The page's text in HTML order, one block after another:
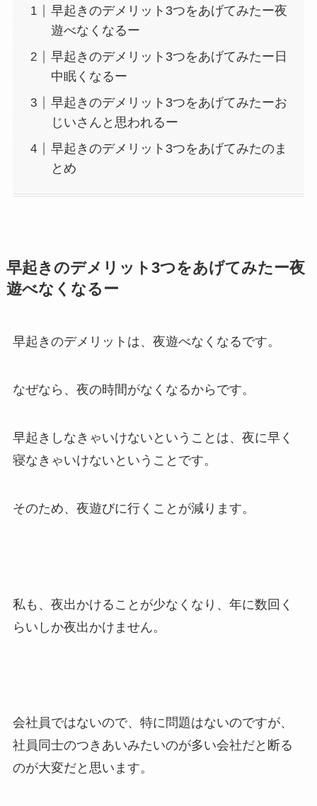
早起きのデメリット3つをあげてみたー夜
遊べなくなるー
早起きのデメリット3つをあげてみたー日
中眠くなるー
早起きのデメリット3つをあげてみたーお
じいさんと思われるー
早起きのデメリット3つをあげてみたのま
とめ
早起きのデメリット3つをあげてみたー夜
遊べなくなるー
早起きのデメリットは、夜遊べなくなるです。
なぜなら、夜の時間がなくなるからです。
早起きしなきゃいけないということは、夜に早く
寝なきゃいけないということです。
そのため、夜遊びに行くことが減ります。
私も、夜出かけることが少なくなり、年に数回く
らいしか夜出かけません。
会社員ではないので、特に問題はないのですが、
社員同士のつきあいみたいのが多い会社だと断る
のが大変だと思います。